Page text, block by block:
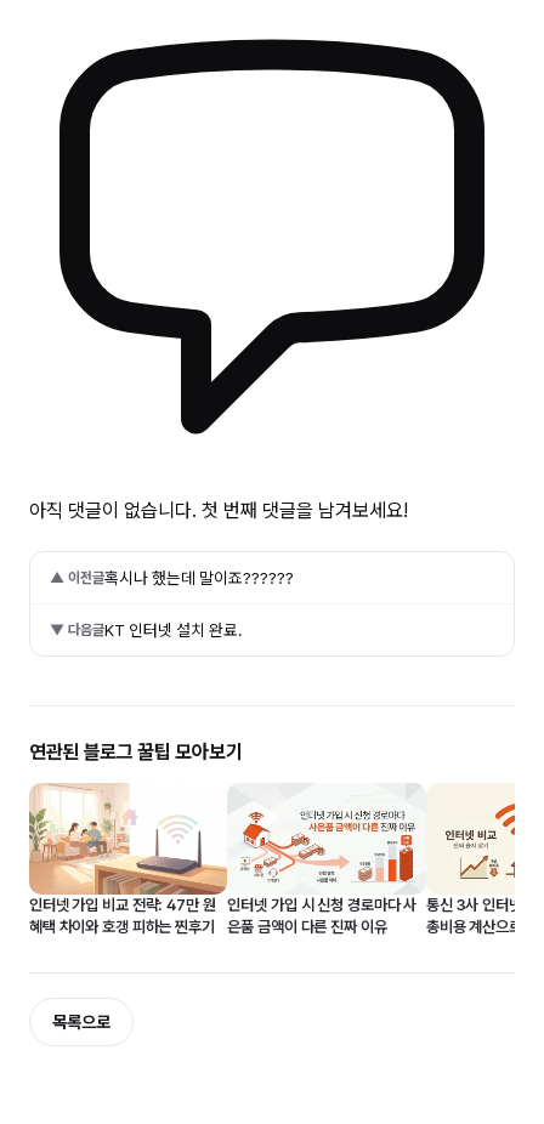
아직 댓글이 없습니다. 첫 번째 댓글을 남겨보세요!
▲ 이전글혹시나 했는데 말이죠??????
▼ 다음글KT 인터넷 설치 완료.
연관된 블로그 꿀팁 모아보기
인터넷 가입 비교 전략: 47만 원
혜택 차이와 호갱 피하는 찐후기
인터넷 가입 시 신청 경로마다 사
은품 금액이 다른 진짜 이유
통신 3사 인터넷 비
총비용 계산으로 진
목록으로